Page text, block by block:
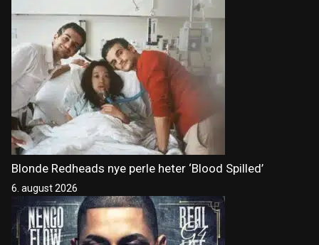
Blonde Redheads nye perle heter ‘Blood Spilled’
6. august 2026